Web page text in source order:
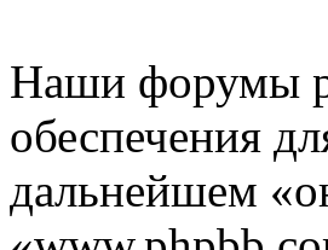
Наши форумы
обеспечения
дальнейшем